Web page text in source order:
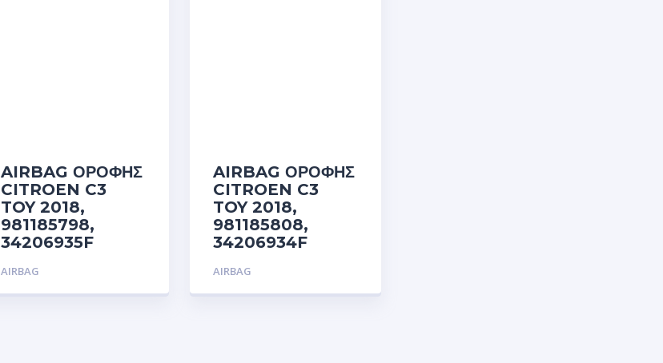
AIRBAG ΟΡΟΦΗΣ
CITROEN C3
TOY 2018,
981185798,
34206935F
AIRBAG
AIRBAG ΟΡΟΦΗΣ
CITROEN C3
TOY 2018,
981185808,
34206934F
AIRBAG